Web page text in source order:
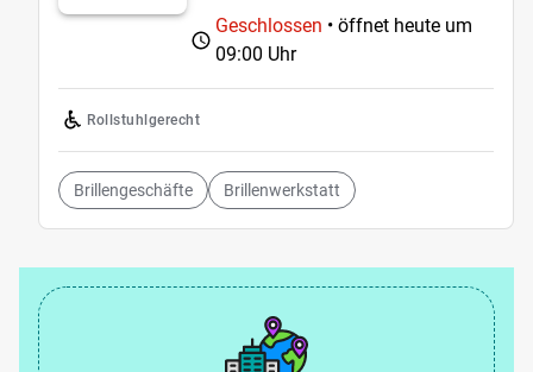
Geschlossen • öffnet heute um
09:00 Uhr
Rollstuhlgerecht
Brillengeschäfte Brillenwerkstatt